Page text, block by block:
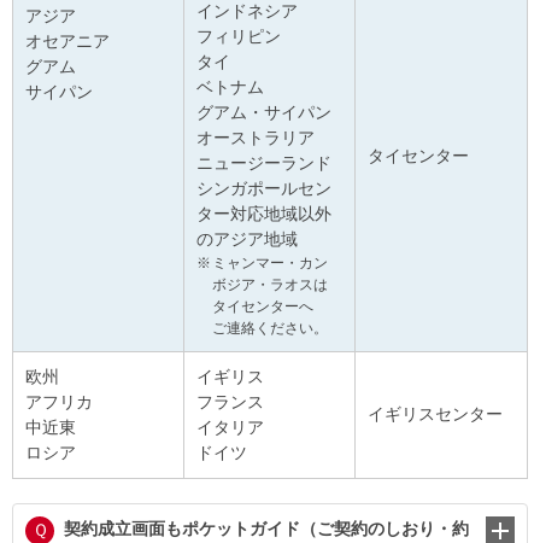
アジア
オセアニア
グアム
サイパン
インドネシア
フィリピン
タイ
ベトナム
グアム・サイパン
オーストラリア
ニュージーランド
シンガポールセン
ター対応地域以外
のアジア地域
ミャンマー・カン
ボジア・ラオスは
タイセンターへ
ご連絡ください。
タイセンター
欧州
アフリカ
中近東
ロシア
イギリス
フランス
イタリア
ドイツ
イギリスセンター
Ｑ
契約成立画面もポケットガイド（ご契約のしおり・約